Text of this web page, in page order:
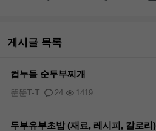
게시글 목록
컵누들 순두부찌개
24 1419
뚠뚠T-T
두부유부초밥 (재료, 레시피, 칼로리)